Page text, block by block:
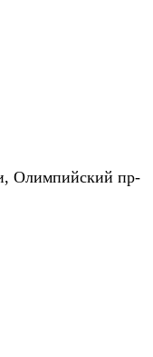
Олимпийский пр-